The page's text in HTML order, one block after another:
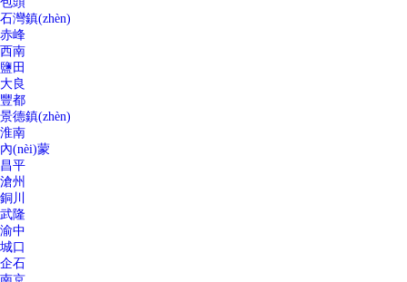
石灣鎮(zhèn)
赤峰
西南
鹽田
大良
豐都
景德鎮(zhèn)
淮南
內(nèi)蒙
昌平
滄州
銅川
武隆
渝中
城口
企石